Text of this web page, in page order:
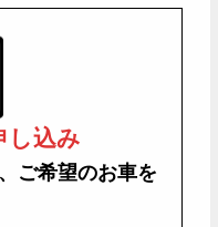
お客さまのお名前やご
とはありません。
り、Cookie機能を無
機能を無効にし
けない場合がありま
し込み
ご希望のお車を